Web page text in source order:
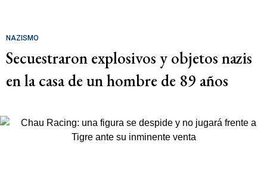
NAZISMO
Secuestraron explosivos y objetos nazis
en la casa de un hombre de 89 años